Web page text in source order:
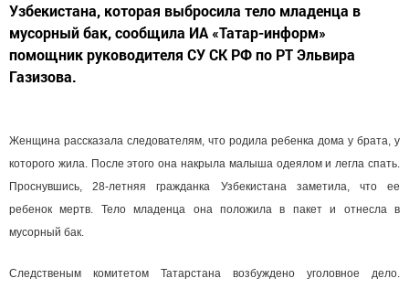
Узбекистана, которая выбросила тело младенца в
мусорный бак, сообщила ИА «Татар-информ»
помощник руководителя СУ СК РФ по РТ Эльвира
Газизова.
Женщина рассказала следователям, что родила ребенка дома у брата, у
которого жила. После этого она накрыла малыша одеялом и легла спать.
Проснувшись, 28-летняя гражданка Узбекистана заметила, что ее
ребенок мертв. Тело младенца она положила в пакет и отнесла в
мусорный бак.
Следственым комитетом Татарстана возбуждено уголовное дело.